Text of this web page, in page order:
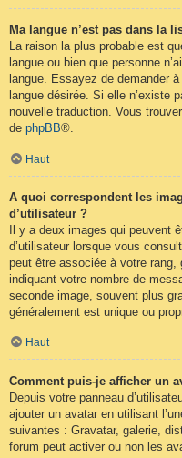
Ma langue n’est pas dans la
La raison la plus probable est
langue ou bien que personne
langue. Essayez de demander
langue désirée. Si elle n’existe
nouvelle traduction. Vous
de phpBB®.
Haut
A quoi correspondent les
d’utilisateur ?
Il y a deux images qui peuvent
d’utilisateur lorsque vous
peut être associée à votre
indiquant votre nombre de
seconde image, souvent plus
généralement est unique ou
Haut
Comment puis-je afficher un
Depuis votre panneau
ajouter un avatar en utilisant
suivantes : Gravatar, galerie,
forum peut activer ou non les